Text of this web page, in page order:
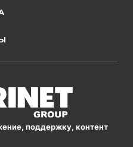
поддержку, контент